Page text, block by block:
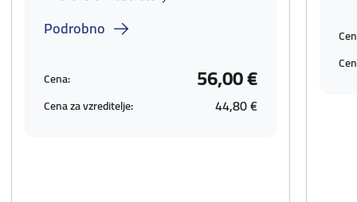
Podrobno
Cena: 56,00 €
Cena za vzreditelje: 44,80 €